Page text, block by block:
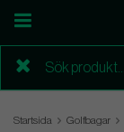
Startsida Golfbagar